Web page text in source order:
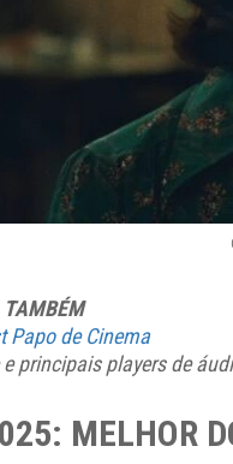
TAMBÉM
Papo de Cinema
e principais players de
MELHOR